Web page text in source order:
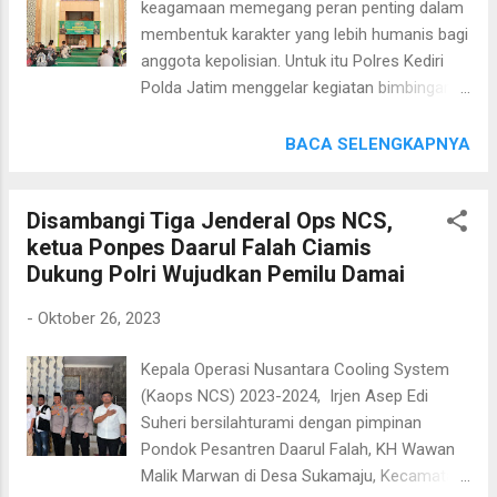
didasari pada sasaran objek sesuai analisis
Polresta Banyuwangi dilakukan secara
preemtif dan preventif. "Supaya siapa
berbuat apa dan akan bertanggung jawab
proses standar operasional prosedur (SOP)
menyiapkan tim sterilisasi sebelum dan ...
keagamaan memegang peran penting dalam
membentuk karakter yang lebih humanis bagi
anggota kepolisian. Untuk itu Polres Kediri
Polda Jatim menggelar kegiatan bimbingan
merupakan inisiatif yang dilaksanakan secara
Nugroho, S.I.K. melalui Kasihumas Polres
Kediri AKP Uji Langgeng menyampaikan
pentingnya binrohtal dalam membentuk
anggota kepolisian. "Melalui kegiatan
yang tidak hanya profesional dalam
tugasnya, tetapi juga memiliki integritas dan
kepedulian sosial tinggi,” ungkap
Kasihumas,Jumat (27/10). Kegiatan Binrohtal
ini dilaksanakan di Masjid Al-Amaan
BACA SELENGKAPNYA
Disambangi Tiga Jenderal Ops NCS,
ketua Ponpes Daarul Falah Ciamis
Dukung Polri Wujudkan Pemilu Damai
- Oktober 26, 2023
Kepala Operasi Nusantara Cooling System
(Kaops NCS) 2023-2024, Irjen Asep Edi
Suheri bersilahturami dengan pimpinan
Pondok Pesantren Daarul Falah, KH Wawan
Malik Marwan di Desa Sukamaju, Kecamatan